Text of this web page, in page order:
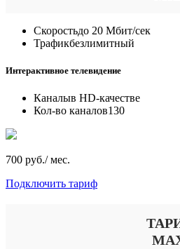
Скоростьдо 20 Мбит/сек
Трафикбезлимитный
Интерактивное телевидение
Каналыв HD-качестве
Кол-во каналов130
700 руб./ мес.
Подключить тариф